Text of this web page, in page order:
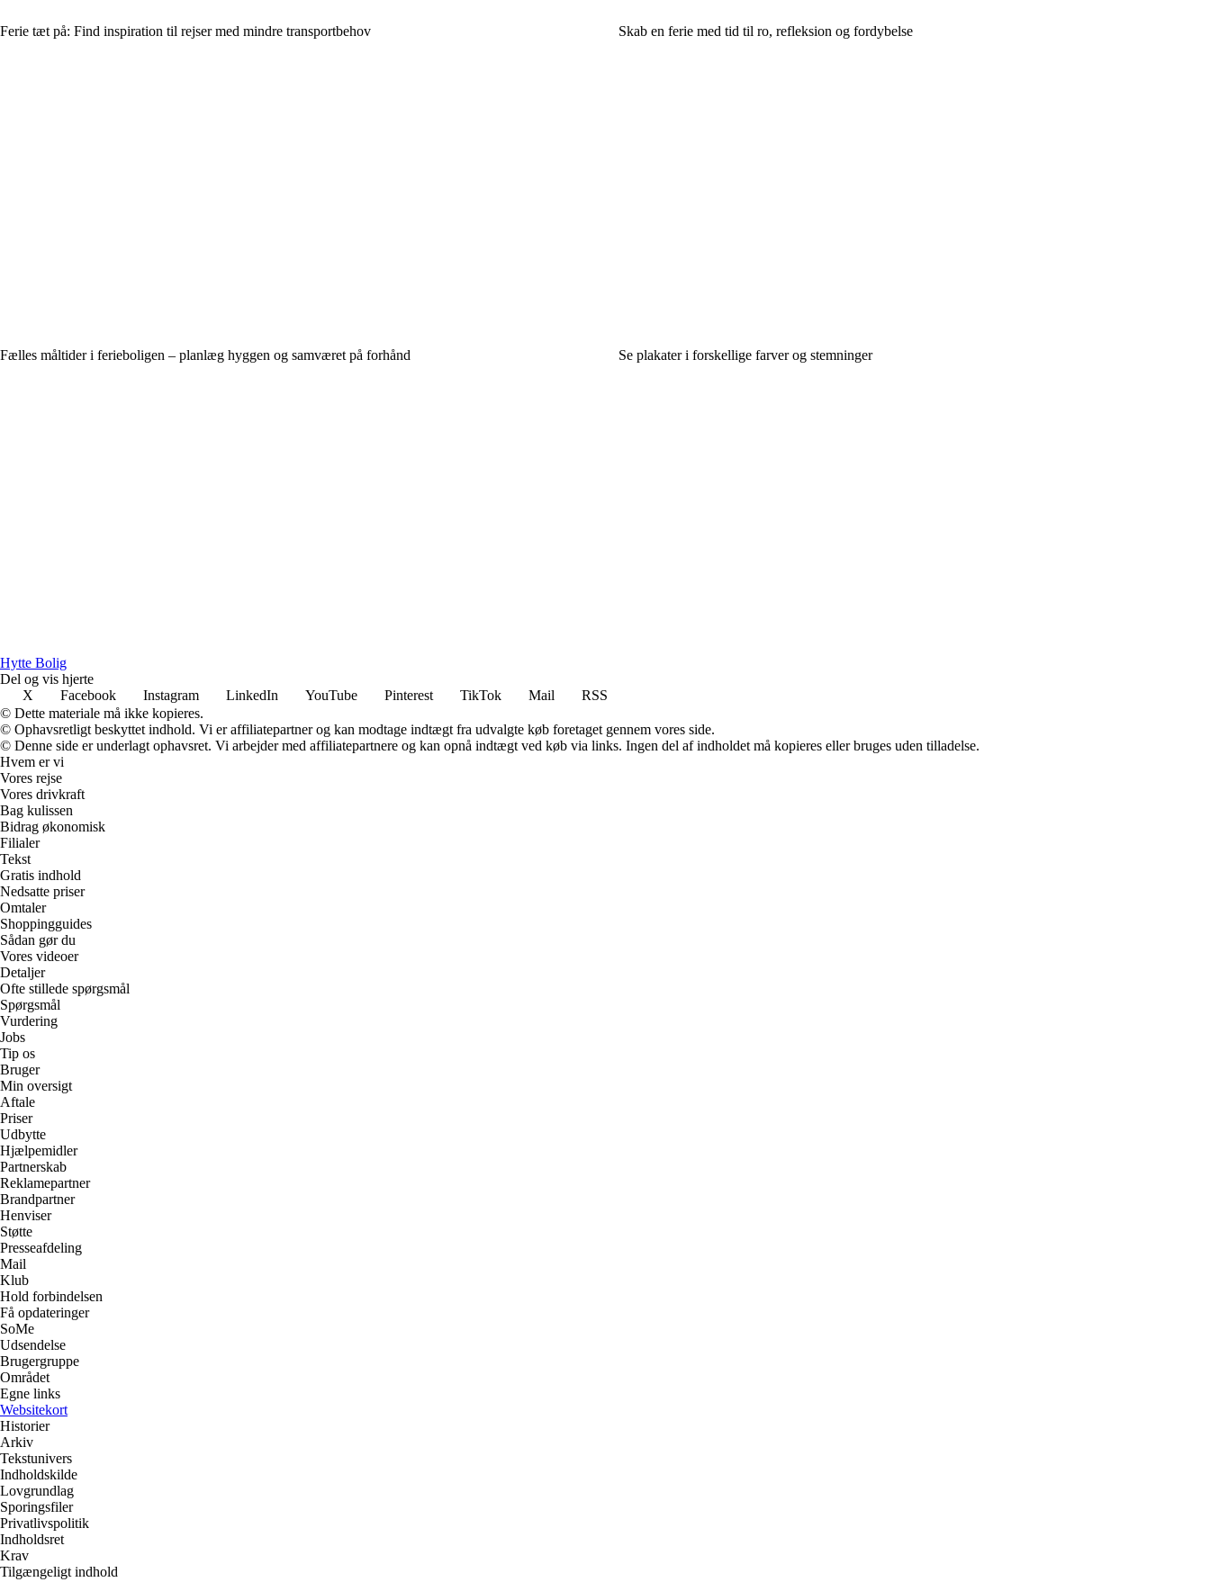
Ferie tæt på: Find inspiration til rejser med mindre transportbehov Skab en ferie med tid til ro, refleksion og fordybelse
Fælles måltider i ferieboligen – planlæg hyggen og samværet på forhånd Se plakater i forskellige farver og stemninger
Hytte Bolig
Del og vis hjerte
X
Facebook Instagram LinkedIn YouTube Pinterest TikTok Mail
RSS
© Dette materiale må ikke kopieres.
© Ophavsretligt beskyttet indhold. Vi er affiliatepartner og kan modtage indtægt fra udvalgte køb foretaget gennem vores side.
© Denne side er underlagt ophavsret. Vi arbejder med affiliatepartnere og kan opnå indtægt ved køb via links. Ingen del af indholdet må kopieres eller bruges uden tilladelse.
Hvem er vi
Vores rejse
Vores drivkraft
Bag kulissen
Bidrag økonomisk
Filialer
Tekst
Gratis indhold
Nedsatte priser
Omtaler
Shoppingguides
Sådan gør du
Vores videoer
Detaljer
Ofte stillede spørgsmål
Spørgsmål
Vurdering
Jobs
Tip os
Bruger
Min oversigt
Aftale
Priser
Udbytte
Hjælpemidler
Partnerskab
Reklamepartner
Brandpartner
Henviser
Støtte
Presseafdeling
Mail
Klub
Hold forbindelsen
Få opdateringer
SoMe
Udsendelse
Brugergruppe
Området
Egne links
Websitekort
Historier
Arkiv
Tekstunivers
Indholdskilde
Lovgrundlag
Sporingsfiler
Privatlivspolitik
Indholdsret
Krav
Tilgængeligt indhold